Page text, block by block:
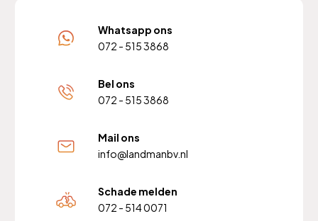
Whatsapp ons
072 - 515 3868
Bel ons
072 - 515 3868
Mail ons
info@landmanbv.nl
Schade melden
072 - 514 0071